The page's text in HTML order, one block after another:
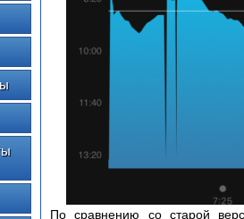
По сравнению со старой